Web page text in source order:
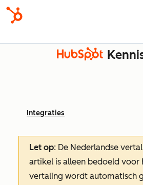
Integraties
Let op: De Nederlandse
artikel is alleen bedoeld voor
vertaling wordt automatisch